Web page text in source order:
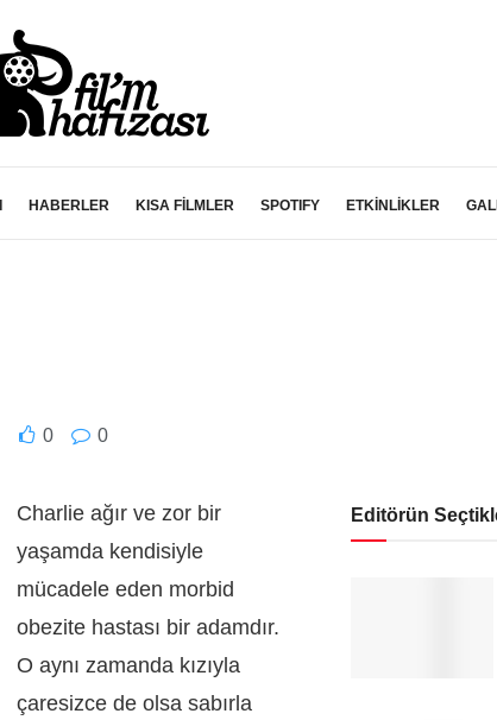
HABERLER KISA FİLMLER SPOTIFY ETKİNLİKLER
0 0
Charlie ağır ve zor bir
yaşamda kendisiyle
mücadele eden morbid
obezite hastası bir adamdır.
O aynı zamanda kızıyla
çaresizce de olsa sabırla
Editörün